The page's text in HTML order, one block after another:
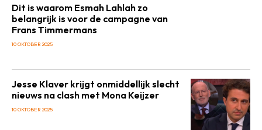
Dit is waarom Esmah Lahlah zo
belangrijk is voor de campagne van
Frans Timmermans
10 OKTOBER 2025
Jesse Klaver krijgt onmiddellijk slecht
nieuws na clash met Mona Keijzer
10 OKTOBER 2025